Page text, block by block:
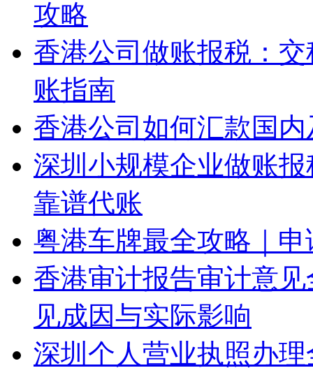
攻略
香港公司做账报税：
账指南
香港公司如何汇款国
深圳小规模企业做账
靠谱代账
粤港车牌最全攻略｜
香港审计报告审计意
见成因与实际影响
深圳个人营业执照办